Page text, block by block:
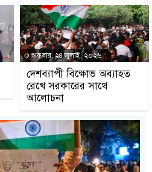
শুক্রবার, ২৪ জুলাই, ২০২৬
দেশব্যাপী বিক্ষোভ অব্যাহত
রেখে সরকারের সাথে
আলোচনা